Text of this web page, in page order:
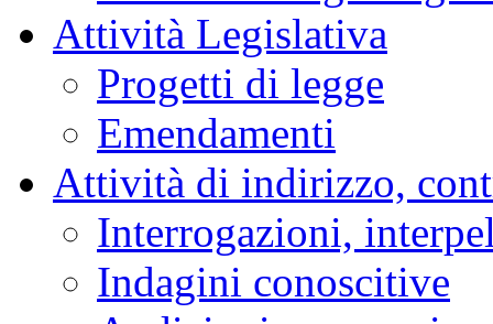
Attività Legislativa
Progetti di legge
Emendamenti
Attività di indirizzo,
Interrogazioni,
Indagini conoscitive